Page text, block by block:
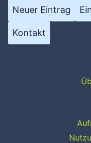
Neuer Eintrag
Kontakt